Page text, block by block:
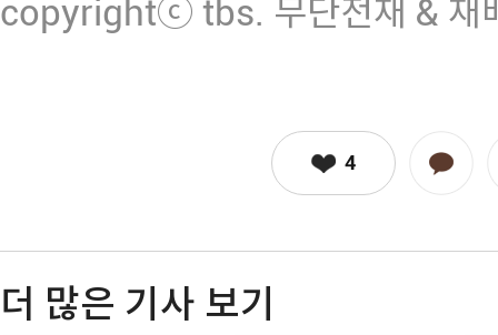
copyrightⓒ tbs. 무단전재 & 재
4
더 많은 기사 보기